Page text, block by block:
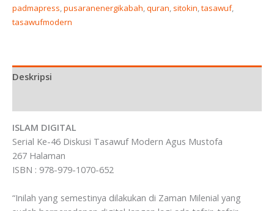
padmapress,pusaranenergikabah,quran, sitokin,tasawuf,
tasawufmodern
Deskripsi
ISLAM DIGITAL
Serial Ke-46 Diskusi Tasawuf Modern Agus Mustofa
267 Halaman
ISBN : 978-979-1070-652
“Inilah yang semestinya dilakukan di Zaman Milenial yang